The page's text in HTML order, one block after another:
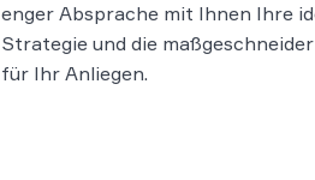
enger Absprache mit Ihnen Ihre
Strategie und die
für Ihr Anliegen.